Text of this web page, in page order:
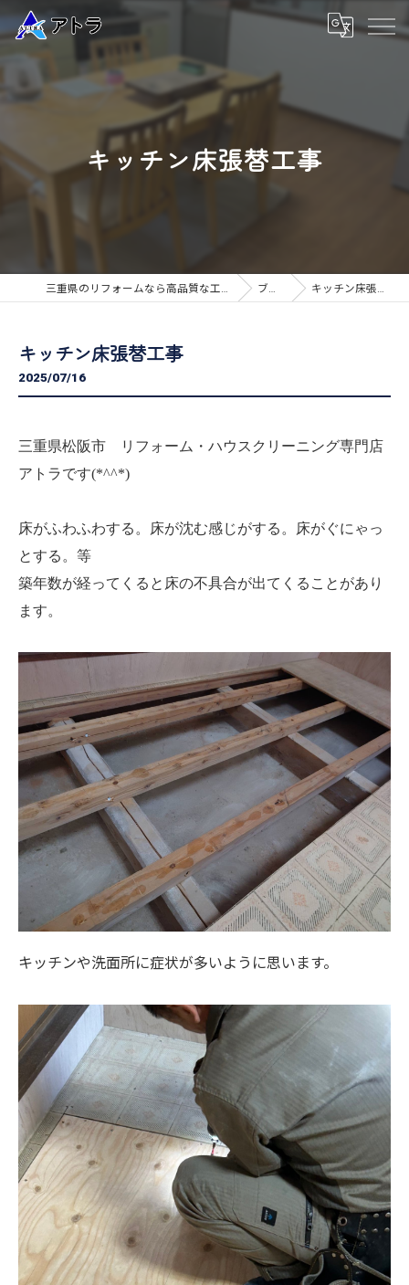
キッチン床張替工事
三重県のリフォームなら高品質な工事のアトラ ブログ キッチン床張替工事
キッチン床張替工事
2025/07/16
三重県松阪市 リフォーム・ハウスクリーニング専門店
アトラです(*^^*)
床がふわふわする。床が沈む感じがする。床がぐにゃっ
とする。 等
築年数が経ってくると床の不具合が出てくることがあり
ます。
キッチンや洗面所に症状が多いように思います。